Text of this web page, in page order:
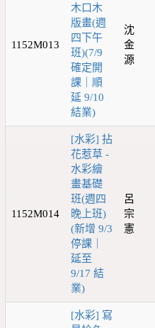
1152M013
木口木
版畫(週
四下午
班)(7/9
確定開
課｜順
延 9/10
結業)
沈
金
源
1152M014
[水彩] 拈
花惹草 -
水彩繪
畫基礎
班(週四
晚上班)
(新增 9/3
停課｜
延至
9/17 結
業)
呂
宗
憲
[水彩] 寫